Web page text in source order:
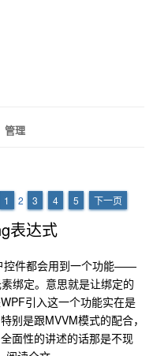
管理
1 2 3 4 5 下一页
表达式
控件都会用到一个功能——
绑定。意思就是让绑定的
引入这一个功能实在是
别是跟MVVM模式的配合，
面性的讲述的话那是不现